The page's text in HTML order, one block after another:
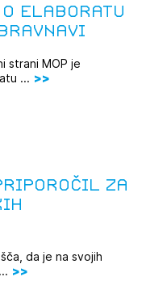
o elaboratu
strani MOP je
...
za
da je na svojih